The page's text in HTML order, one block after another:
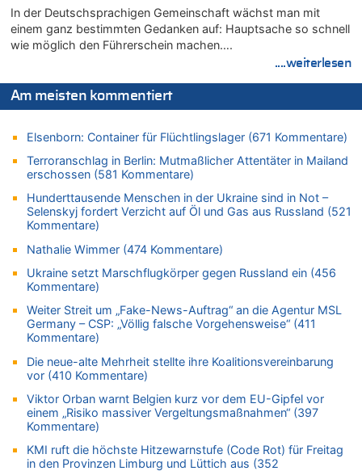
06.08.2026 - 16:39 von Noah Parmentier zu
Zweite Hitzewelle in diesem Sommer ist jetzt amtlich
06.08.2026 - 16:36 von Noah Parmentier zu
Zweite Hitzewelle in diesem Sommer ist jetzt amtlich
06.08.2026 - 16:10 von Dax zu
Wasserstand des Rheins in NRW so niedrig wie noch nie
06.08.2026 - 15:51 von SuperBoy zu
Eschweiler: 16-Jähriger soll seine Oma ermordet haben
06.08.2026 - 15:42 von PvD zu
06.08.2026 - 15:42 von Dax zu
Zweite Hitzewelle in diesem Sommer ist jetzt amtlich
06.08.2026 - 15:27 von ne Hondsjong zu
06.08.2026 - 14:57 von Hugo Egon Bernhard von Sinnen zu
Zweite Hitzewelle in diesem Sommer ist jetzt amtlich
06.08.2026 - 14:51 von Ostbelgien Direkt zu
Zurück an den Rhein: Hendrich wechselt zum 1. FC Köln
06.08.2026 - 14:46 von Hugo Egon Bernhard von Sinnen zu
Frau hörte Stimmen aus Haus des verstorbenen Nachbarn
06.08.2026 - 14:44 von Coralie zu
Zweite Hitzewelle in diesem Sommer ist jetzt amtlich
Zweite Hitzewelle in diesem Sommer ist jetzt amtlich
In der Deutschsprachigen Gemeinschaft wächst man mit
einem ganz bestimmten Gedanken auf: Hauptsache so schnell
wie möglich den Führerschein machen….
....weiterlesen
Am meisten kommentiert
Elsenborn: Container für Flüchtlingslager (671 Kommentare)
Terroranschlag in Berlin: Mutmaßlicher Attentäter in Mailand
erschossen (581 Kommentare)
Hunderttausende Menschen in der Ukraine sind in Not –
Selenskyj fordert Verzicht auf Öl und Gas aus Russland (521
Kommentare)
Nathalie Wimmer (474 Kommentare)
Ukraine setzt Marschflugkörper gegen Russland ein (456
Kommentare)
Weiter Streit um „Fake-News-Auftrag“ an die Agentur MSL
Germany – CSP: „Völlig falsche Vorgehensweise“ (411
Kommentare)
Die neue-alte Mehrheit stellte ihre Koalitionsvereinbarung
vor (410 Kommentare)
Viktor Orban warnt Belgien kurz vor dem EU-Gipfel vor
einem „Risiko massiver Vergeltungsmaßnahmen“ (397
Kommentare)
KMI ruft die höchste Hitzewarnstufe (Code Rot) für Freitag
in den Provinzen Limburg und Lüttich aus (352